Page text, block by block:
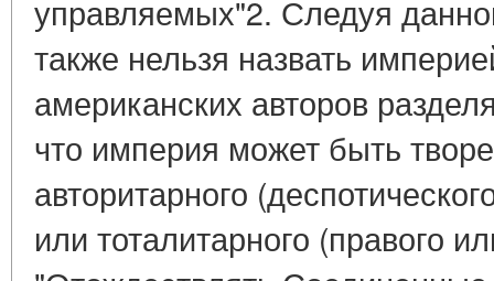
управляемых"2. Следуя
также нельзя назвать
американских авторов
что империя может быть
авторитарного
или тоталитарного (правого